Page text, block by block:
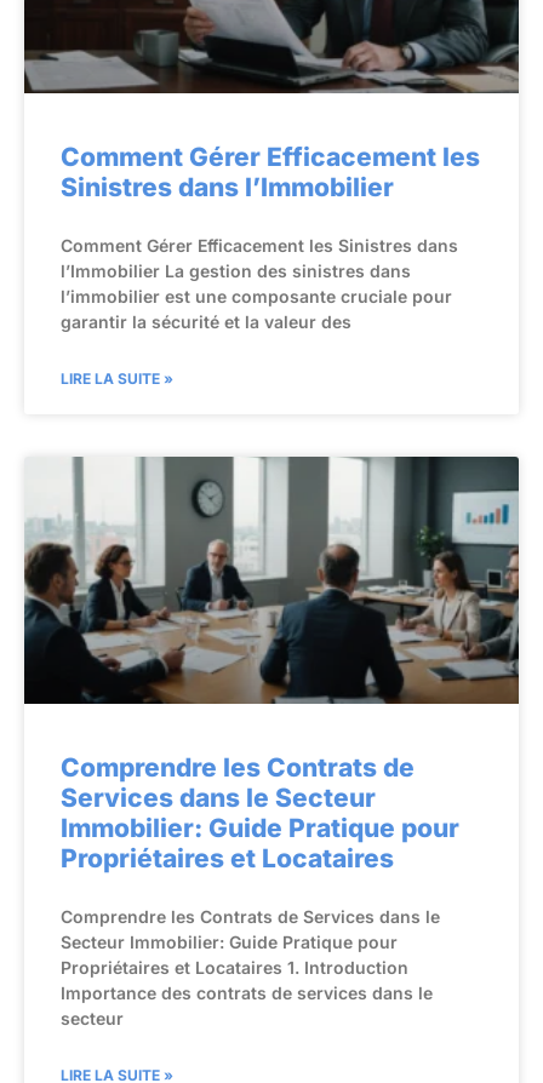
Comment Gérer Efficacement les
Sinistres dans l’Immobilier
Comment Gérer Efficacement les Sinistres dans
l’Immobilier La gestion des sinistres dans
l’immobilier est une composante cruciale pour
garantir la sécurité et la valeur des
LIRE LA SUITE »
Comprendre les Contrats de
Services dans le Secteur
Immobilier: Guide Pratique pour
Propriétaires et Locataires
Comprendre les Contrats de Services dans le
Secteur Immobilier: Guide Pratique pour
Propriétaires et Locataires 1. Introduction
Importance des contrats de services dans le
secteur
LIRE LA SUITE »